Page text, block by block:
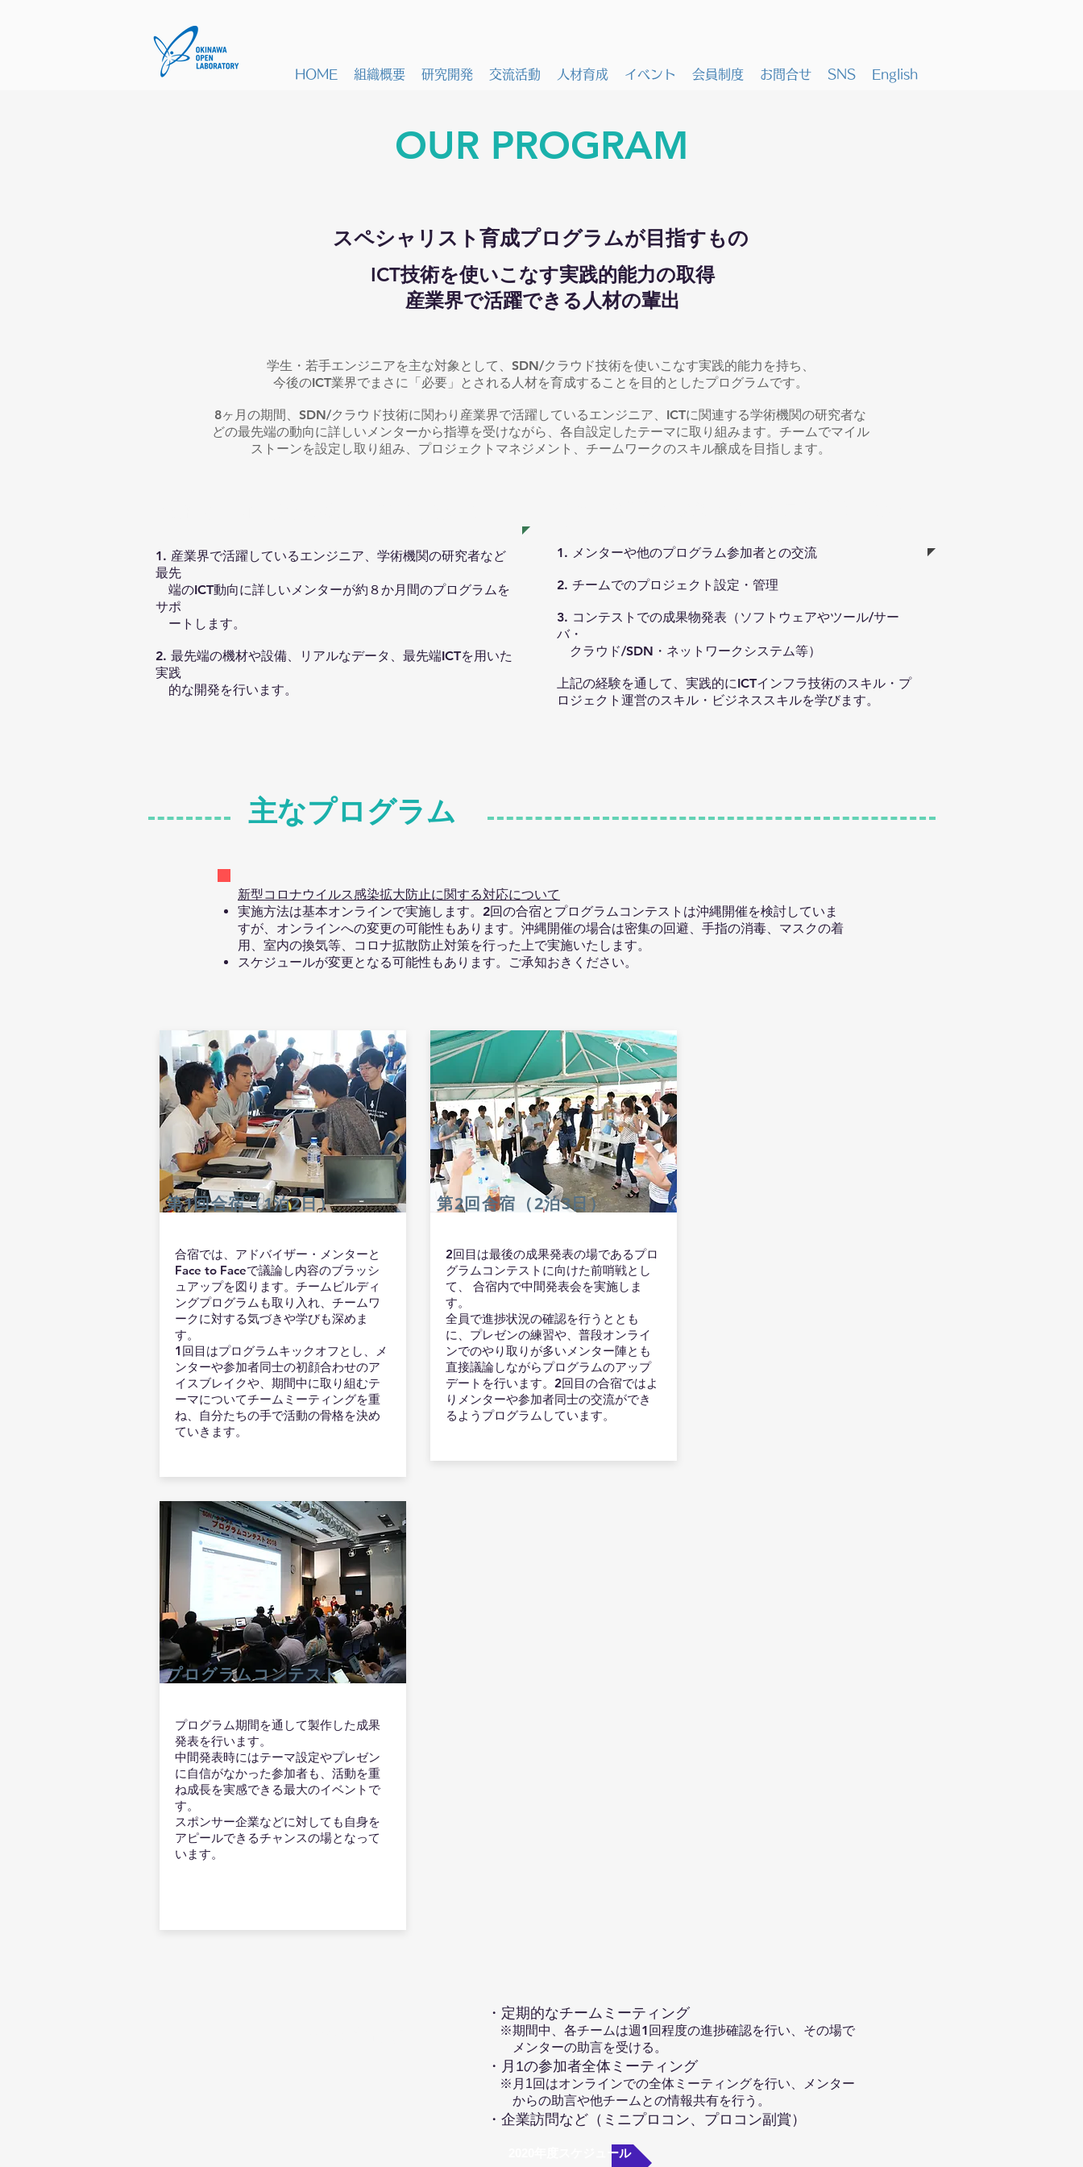
HOME 組織概要 研究開発 交流活動 人材育成 イベント 会員制度 お問合せ SNS English
​OUR PROGRAM
スペシャリスト育成プログラムが目指すもの
ICT技術を使いこなす実践的能力の取得
産業界で活躍できる人材の輩出
学生・若手エンジニアを主な対象として、SDN/クラウド技術を使いこなす実践的能力を持ち、
今後のICT業界でまさに「必要」とされる人材を育成することを目的としたプログラムです。
8ヶ月の期間、SDN/クラウド技術に関わり産業界で活躍しているエンジニア、ICTに関連する学術機関の研究者な
どの最先端の動向に詳しいメンターから指導を受けながら、各自設定したテーマに取り組みます。チームでマイル
ストーンを設定し取り組み、プロジェクトマネジメント、チームワークのスキル醸成を目指します。
1. 産業界で活躍しているエンジニア、学術機関の研究者など
最先
端のICT動向に詳しいメンターが約８か月間のプログラムを
サポ
ートします。
2. 最先端の機材や設備、リアルなデータ、最先端ICTを用いた
実践
的な開発を行います。
1. メンターや他のプログラム参加者との交流
2. チームでのプロジェクト設定・管理
3. コンテストでの成果物発表（ソフトウェアやツール/サー
バ・
クラウド/SDN・ネットワークシステム等）
上記の経験を通して、実践的にICTインフラ技術のスキル・プ
ロジェクト運営のスキル・ビジネススキルを学びます。
主なプログラム
新型コロナウイルス感染拡大防止に関する対応について
実施方法は基本オンラインで実施します。2回の合宿とプログラムコンテストは沖縄開催を検討していま
すが、オンラインへの変更の可能性もあります。沖縄開催の場合は密集の回避、手指の消毒、マスクの着
用、室内の換気等、コロナ拡散防止対策を行った上で実施いたします。
スケジュールが変更となる可能性もあります。ご承知おきください。
​第1回合宿（1泊2日）
合宿では、アドバイザー・メンターと
Face to Faceで議論し内容のブラッシ
ュアップを図ります。チームビルディ
ングプログラムも取り入れ、チームワ
ークに対する気づきや学びも深めま
す。
1回目はプログラムキックオフとし、メ
ンターや参加者同士の初顔合わせのア
イスブレイクや、期間中に取り組むテ
ーマについてチームミーティングを重
ね、自分たちの手で活動の骨格を決め
ていきます。
​第2回合宿（2泊3日）
2回目は最後の成果発表の場であるプロ
グラムコンテストに向けた前哨戦とし
て、 合宿内で中間発表会を実施しま
す。
全員で進捗状況の確認を行うととも
に、プレゼンの練習や、普段オンライ
ンでのやり取りが多いメンター陣とも
直接議論しながらプログラムのアップ
デートを行います。2回目の合宿ではよ
りメンターや参加者同士の交流ができ
るようプログラムしています。
​プログラムコンテスト
プログラム期間を通して製作した成果
発表を行います。
中間発表時にはテーマ設定やプレゼン
に自信がなかった参加者も、活動を重
ね成長を実感できる最大のイベントで
す。
​スポンサー企業などに対しても自身を
アピールできるチャンスの場となって
います。
・定期的なチームミーティング
​ ※期間中、各チームは週1回程度の進捗確認を行い、その場で
メンターの助言を受ける。
・月1の参加者全体ミーティング
※月1回はオンラインでの全体ミーティングを行い、メンター
からの助言や他チームとの情報共有を行う。
​・企業訪問など（ミニプロコン、プロコン副賞）
2020年度スケジュール